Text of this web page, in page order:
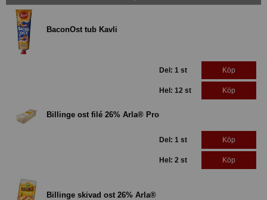
BaconOst tub Kavli
Del: 1 st Köp
Hel: 12 st Köp
Billinge ost filé 26% Arla® Pro
Del: 1 st Köp
Hel: 2 st Köp
Billinge skivad ost 26% Arla®